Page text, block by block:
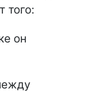
того:
он